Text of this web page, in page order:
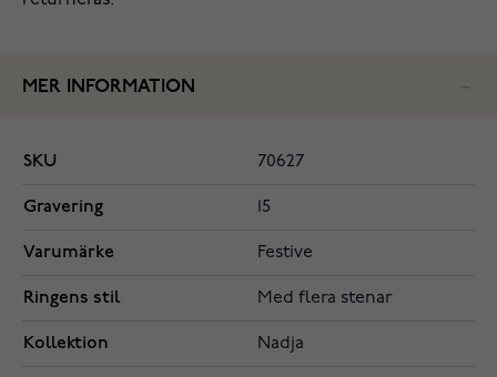
MER INFORMATION
SKU 70627
Gravering 15
Varumärke Festive
Ringens stil Med flera stenar
Kollektion Nadja